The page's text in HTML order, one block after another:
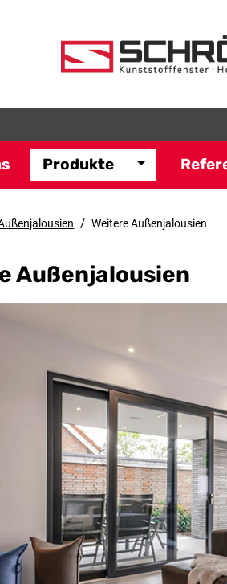
Produkte
/ Weitere Außenjalousien
Außenjalousien